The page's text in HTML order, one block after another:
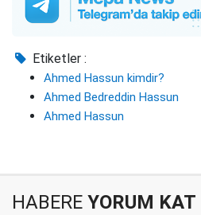
Etiketler :
Ahmed Hassun kimdir?
Ahmed Bedreddin Hassun
Ahmed Hassun
HABERE YORUM KAT